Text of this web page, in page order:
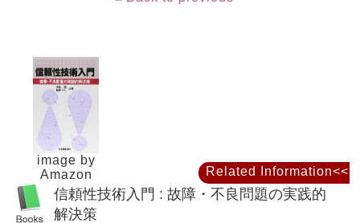
image by
Amazon
信頼性技術入門 : 故障・不良問題の実践的
解決策
Related Information<<